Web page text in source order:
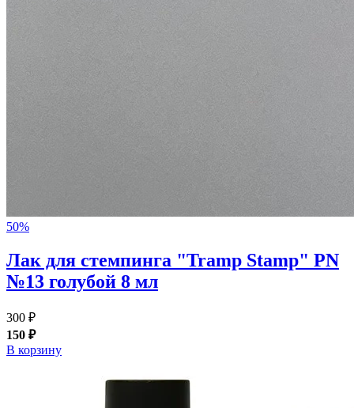
50%
Лак для стемпинга "Tramp Stamp" PN
№13 голубой 8 мл
300 ₽
150 ₽
В корзину